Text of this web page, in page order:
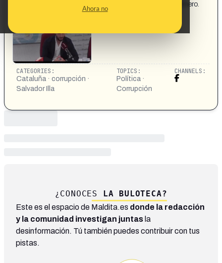
Ahora no
general de infraestructuras porque estaba desviando dinero.
https://www.facebook.com/share/v/1Ahf8o1DoJ/
CATEGORIES:
Cataluña · corrupción ·
Salvador Illa
TOPICS:
Política ·
Corrupción
CHANNELS:
¿CONOCES LA BULOTECA?
Este es el espacio de Maldita.es donde la redacción
y la comunidad investigan juntas la
desinformación. Tú también puedes contribuir con tus
pistas.